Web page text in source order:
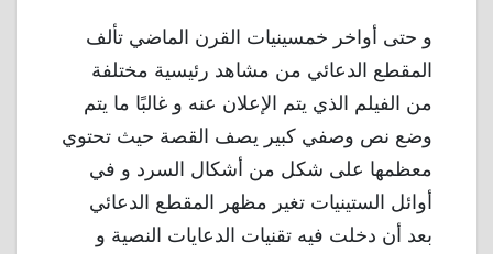
و حتى أواخر خمسينيات القرن الماضي تألف
المقطع الدعائي من مشاهد رئيسية مختلفة
من الفيلم الذي يتم الإعلان عنه و غالبًا ما يتم
وضع نص وصفي كبير يصف القصة حيث تحتوي
معظمها على شكل من أشكال السرد و في
أوائل الستينيات تغير مظهر المقطع الدعائي
بعد أن دخلت فيه تقنيات الدعايات النصية و